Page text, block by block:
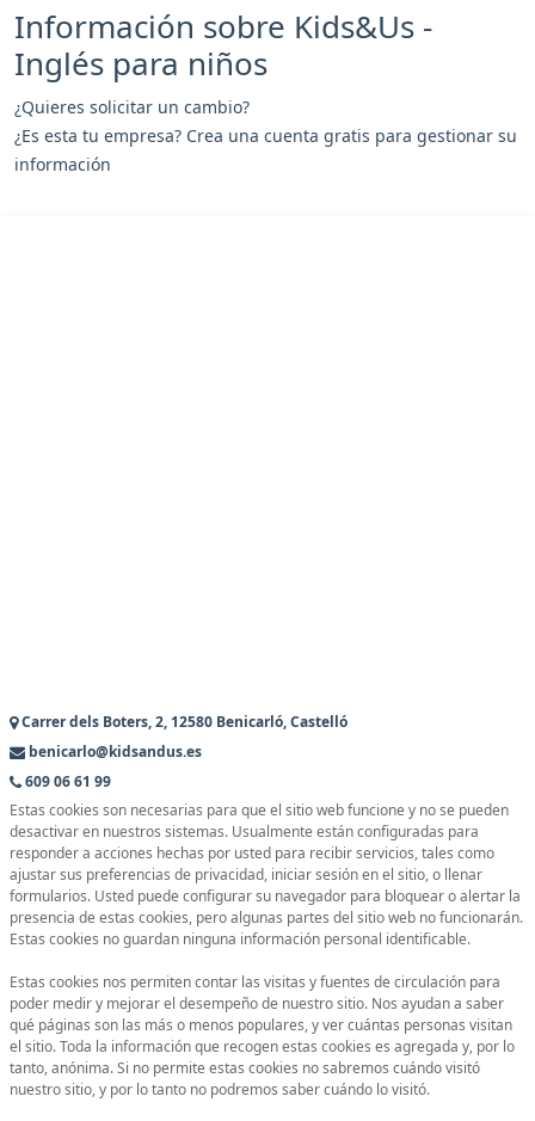
Información sobre Kids&Us -
Inglés para niños
¿Quieres solicitar un cambio?
¿Es esta tu empresa? Crea una cuenta gratis para gestionar su
información
Carrer dels Boters, 2, 12580 Benicarló, Castelló
benicarlo@kidsandus.es
609 06 61 99
Estas cookies son necesarias para que el sitio web funcione y no se pueden
desactivar en nuestros sistemas. Usualmente están configuradas para
responder a acciones hechas por usted para recibir servicios, tales como
ajustar sus preferencias de privacidad, iniciar sesión en el sitio, o llenar
formularios. Usted puede configurar su navegador para bloquear o alertar la
presencia de estas cookies, pero algunas partes del sitio web no funcionarán.
Estas cookies no guardan ninguna información personal identificable.
Estas cookies nos permiten contar las visitas y fuentes de circulación para
poder medir y mejorar el desempeño de nuestro sitio. Nos ayudan a saber
qué páginas son las más o menos populares, y ver cuántas personas visitan
el sitio. Toda la información que recogen estas cookies es agregada y, por lo
tanto, anónima. Si no permite estas cookies no sabremos cuándo visitó
nuestro sitio, y por lo tanto no podremos saber cuándo lo visitó.